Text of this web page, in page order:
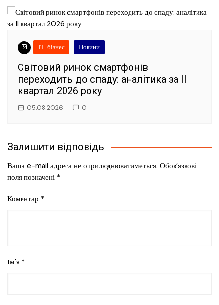
ІТ-бізнес Новини
Світовий ринок смартфонів
переходить до спаду: аналітика за II
квартал 2026 року
05.08.2026 0
Залишити відповідь
Ваша e-mail адреса не оприлюднюватиметься. Обов’язкові
поля позначені *
Коментар *
Ім'я *